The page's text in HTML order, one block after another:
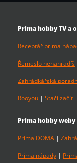
Prima hobby TV a
Receptář prima
Řemeslo nenahradíš
Zahrádkářská
Rooyou | Stačí začít
Prima hobby
Prima DOMA |
Prima nápady |